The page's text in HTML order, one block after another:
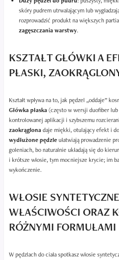
skóry pudrem utrwalającym lub
rozprowadzić produkt na większych
zagęszczania warstwy.
KSZTAŁT GŁÓWKI A
PŁASKI,
Kształt wpływa na to, jak pędzel „oddaje”
Główka płaska(często w wersji duofiber lub
kontrolowanej aplikacji i szybszemu
zaokrąglonadaje miękki, otulający efekt i
wydłużone pędzleułatwiają prowadzenie
goleniach, bo naturalnie układają się do
i krótsze włosie, tym mocniejsze krycie; im
wykończenie.
WŁOSIE
WŁAŚCIWOŚCI ORAZ
RÓŻNYMI FORMUŁAMI
W pędzlach do ciała spotkasz włosie